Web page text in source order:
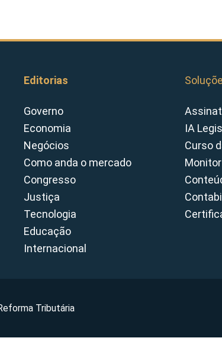
Editorias
Governo
Economia
Negócios
Como anda o mercado
Congresso
Justiça
Tecnologia
Educação
Internacional
IA
Curso
Tributária